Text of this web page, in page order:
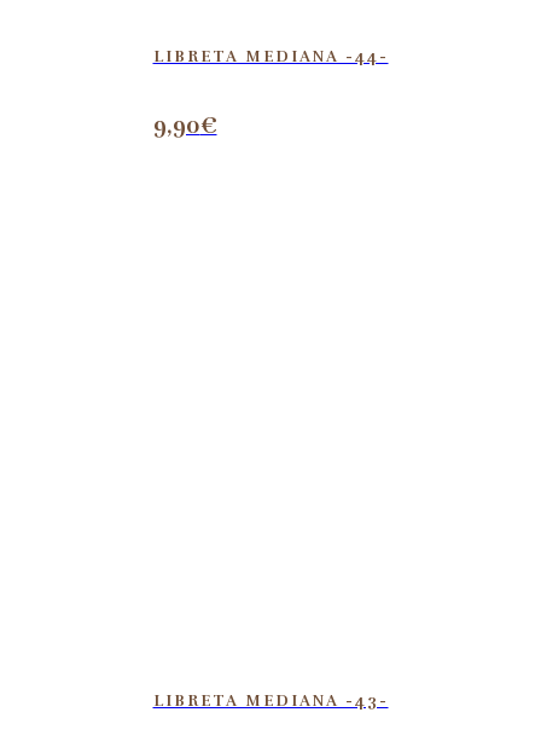
LIBRETA MEDIANA -44-
9,90€
LIBRETA MEDIANA -43-